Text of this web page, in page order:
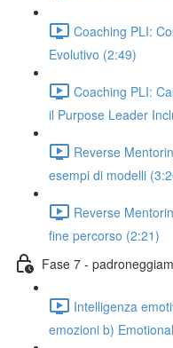
Coaching PLI:
Evolutivo (2:49)
Coaching PLI:
il Purpose Leader
Reverse
esempi di modelli
Reverse
fine percorso (2:21)
Fase 7 -
Intelligenza
emozioni b)